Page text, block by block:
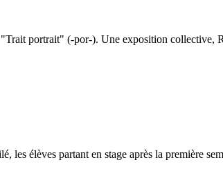
portrait" (-por-). Une exposition collective,
les élèves partant en stage après la première